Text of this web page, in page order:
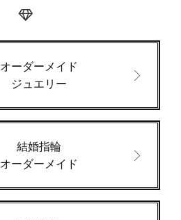
オーダーメイド
ジュエリー
結婚指輪
オーダーメイド